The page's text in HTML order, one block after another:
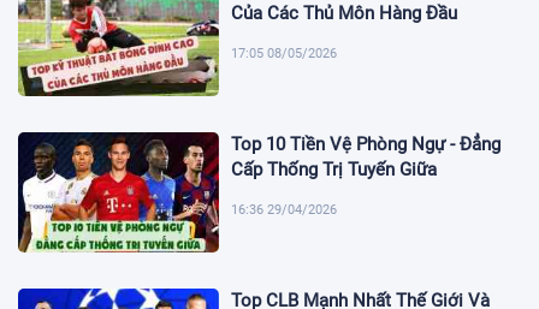
Của Các Thủ Môn Hàng Đầu
17:05 08/05/2026
Top 10 Tiền Vệ Phòng Ngự - Đẳng
Cấp Thống Trị Tuyến Giữa
16:36 29/04/2026
Top CLB Mạnh Nhất Thế Giới Và